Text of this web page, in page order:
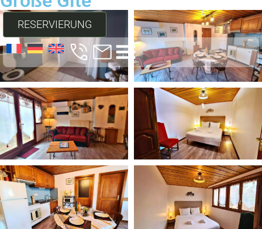
RESERVIERUNG